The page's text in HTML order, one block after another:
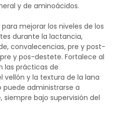
y de aminoácidos.
mejorar los niveles de los
durante la lactancia,
convalecencias, pre y post-
y pos-destete. Fortalece al
las prácticas de
vellón y la textura de la lana
puede administrarse a
bajo supervisión del